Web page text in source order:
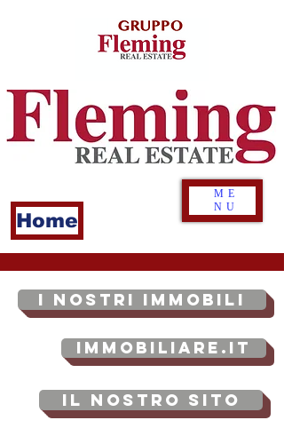
Home
ME
NU
I NOSTRI IMMOBILI
Il Nostro SITO
Immobiliare.it